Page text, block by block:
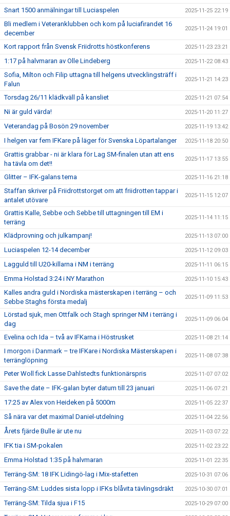
Snart 1500 anmälningar till Luciaspelen 2025-11-25 22:19
Bli medlem i Veteranklubben och kom på luciafirandet 16
december
2025-11-24 19:01
Kort rapport från Svensk Friidrotts höstkonferens 2025-11-23 23:21
1:17 på halvmaran av Olle Lindeberg 2025-11-22 08:43
Sofia, Milton och Filip uttagna till helgens utvecklingsträff i
Falun
2025-11-21 14:23
Torsdag 26/11 klädkväll på kansliet 2025-11-21 07:54
Ni är guld värda! 2025-11-20 11:27
Veterandag på Bosön 29 november 2025-11-19 13:42
I helgen var fem IFKare på läger för Svenska Löpartalanger 2025-11-18 20:50
Grattis grabbar - ni är klara för Lag SM-finalen utan att ens
ha tävla om det!!
2025-11-17 13:55
Glitter – IFK-galans tema 2025-11-16 21:18
Staffan skriver på Friidrottstorget om att friidrotten tappar i
antalet utövare
2025-11-15 12:07
Grattis Kalle, Sebbe och Sebbe till uttagningen till EM i
terräng
2025-11-14 11:15
Klädprovning och julkampanj! 2025-11-13 07:00
Luciaspelen 12-14 december 2025-11-12 09:03
Lagguld till U20-killarna i NM i terräng 2025-11-11 06:15
Emma Holstad 3:24 i NY Marathon 2025-11-10 15:43
Kalles andra guld i Nordiska mästerskapen i terräng – och
Sebbe Staghs första medalj
2025-11-09 11:53
Lörstad sjuk, men Ottfalk och Stagh springer NM i terräng i
dag
2025-11-09 06:04
Evelina och Ida – två av IFKarna i Höstrusket 2025-11-08 21:14
I morgon i Danmark – tre IFKare i Nordiska Mästerskapen i
terränglöpning
2025-11-08 07:38
Peter Woll fick Lasse Dahlstedts funktionärspris 2025-11-07 07:02
Save the date – IFK-galan byter datum till 23 januari 2025-11-06 07:21
17:25 av Alex von Heideken på 5000m 2025-11-05 22:37
Så nära var det maximal Daniel-utdelning 2025-11-04 22:56
Årets fjärde Bulle är ute nu 2025-11-03 07:22
IFK tia i SM-pokalen 2025-11-02 23:22
Emma Holstad 1:35 på halvmaran 2025-11-01 22:35
Terräng-SM: 18 IFK Lidingö-lag i Mix-stafetten 2025-10-31 07:06
Terräng-SM: Luddes sista lopp i IFKs blåvita tävlingsdräkt 2025-10-30 07:01
Terräng-SM: Tilda sjua i F15 2025-10-29 07:00